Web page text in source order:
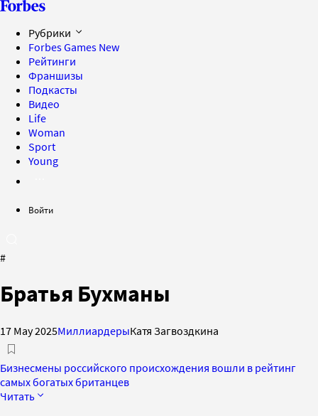
Рубрики
Forbes Games New
Рейтинги
Франшизы
Подкасты
Видео
Life
Woman
Sport
Young
Войти
#
Братья Бухманы
17 May 2025МиллиардерыКатя Загвоздкина
Бизнесмены российского происхождения вошли в рейтинг
самых богатых британцев
Читать